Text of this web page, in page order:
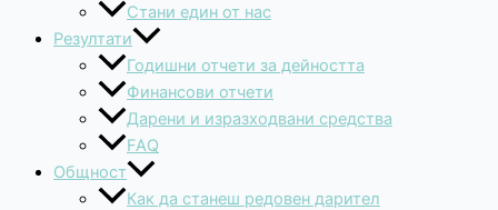
Стани един от нас
Резултати
Годишни отчети за дейността
Финансови отчети
Дарени и изразходвани средства
FAQ
Общност
Как да станеш редовен дарител